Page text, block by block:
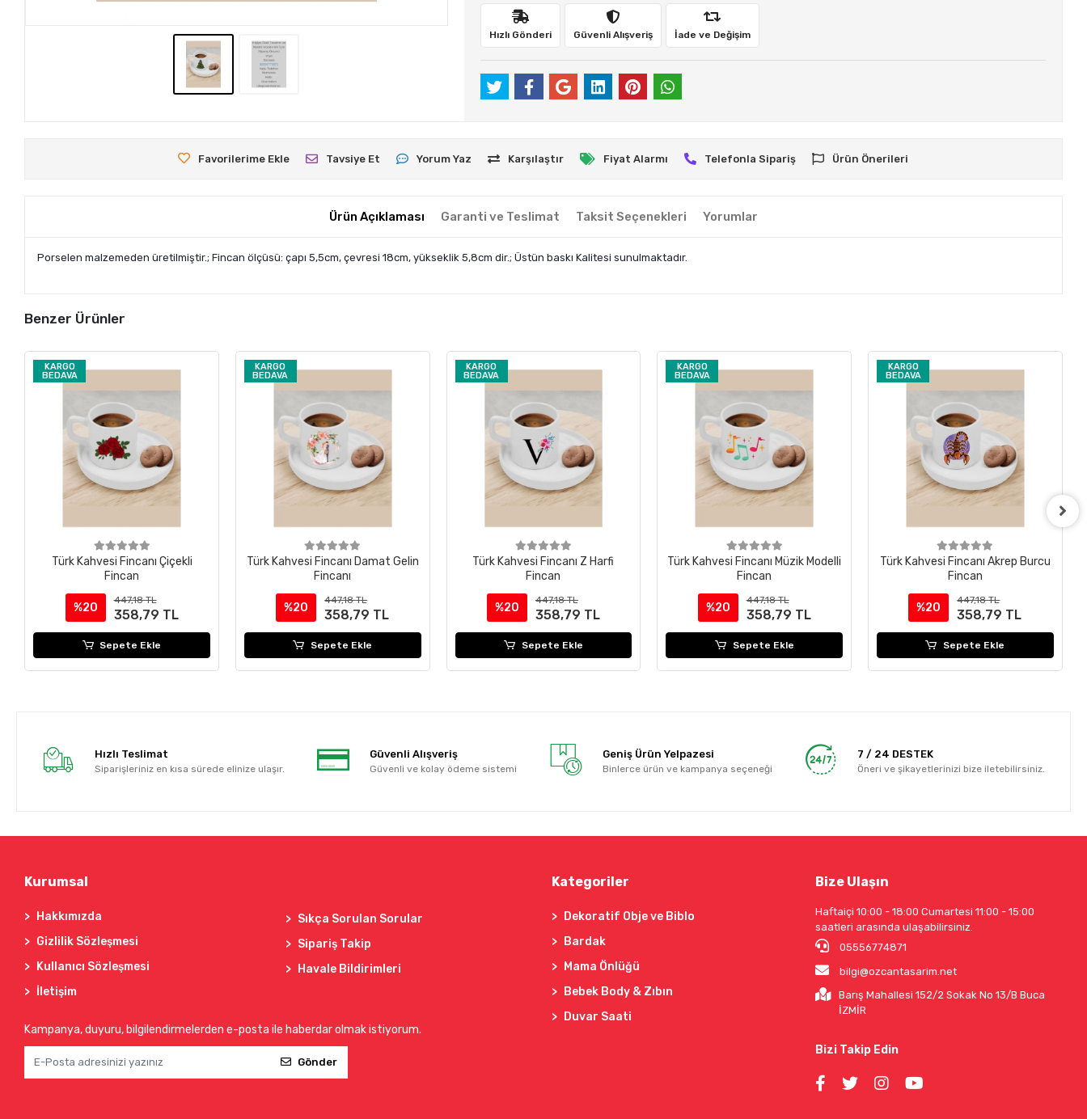
Hızlı Gönderi Güvenli Alışveriş İade ve Değişim
Favorilerime Ekle Tavsiye Et Yorum Yaz Karşılaştır Fiyat Alarmı Telefonla Sipariş Ürün Önerileri
Ürün Açıklaması Garanti ve Teslimat Taksit Seçenekleri Yorumlar
Porselen malzemeden üretilmiştir.; Fincan ölçüsü: çapı 5,5cm, çevresi 18cm, yükseklik 5,8cm dir.; Üstün baskı Kalitesi sunulmaktadır.
Benzer Ürünler
KARGO
BEDAVA
Türk Kahvesi Fincanı Çiçekli
Fincan
%20
447,18 TL
358,79 TL
Sepete Ekle
KARGO
BEDAVA
Türk Kahvesi Fincanı Damat Gelin
Fincanı
%20
447,18 TL
358,79 TL
Sepete Ekle
KARGO
BEDAVA
Türk Kahvesi Fincanı Z Harfi
Fincan
%20
447,18 TL
358,79 TL
Sepete Ekle
KARGO
BEDAVA
Türk Kahvesi Fincanı Müzik Modelli
Fincan
%20
447,18 TL
358,79 TL
Sepete Ekle
KARGO
BEDAVA
Türk Kahvesi Fincanı Akrep Burcu
Fincan
%20
447,18 TL
358,79 TL
Sepete Ekle
Hızlı Teslimat
Siparişleriniz en kısa sürede elinize ulaşır.
Güvenli Alışveriş
Güvenli ve kolay ödeme sistemi
Geniş Ürün Yelpazesi
Binlerce ürün ve kampanya seçeneği
7 / 24 DESTEK
Öneri ve şikayetlerinizi bize iletebilirsiniz.
Kurumsal
Hakkımızda
Gizlilik Sözleşmesi
Kullanıcı Sözleşmesi
İletişim
Sıkça Sorulan Sorular
Sipariş Takip
Havale Bildirimleri
Kampanya, duyuru, bilgilendirmelerden e-posta ile haberdar olmak istiyorum.
Gönder
Kategoriler
Dekoratif Obje ve Biblo
Bardak
Mama Önlüğü
Bebek Body & Zıbın
Duvar Saati
Bize Ulaşın
Haftaiçi 10:00 - 18:00 Cumartesi 11:00 - 15:00
saatleri arasında ulaşabilirsiniz.
05556774871
bilgi@ozcantasarim.net
Barış Mahallesi 152/2 Sokak No 13/B Buca
İZMİR
Bizi Takip Edin